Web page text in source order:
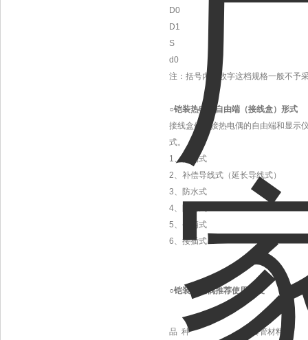
D0
D1
S
d0
注：括号内的数字这档规格一般不予
○铠装热电偶自由端（接线盒）形式
接线盒供连接热电偶的自由端和显示
式。
1、简易式
2、补偿导线式（延长导线式）
3、防水式
4、防喷式
5、手柄式
6、接插式
○铠装热电偶推荐使用温度
品 种 套管材料